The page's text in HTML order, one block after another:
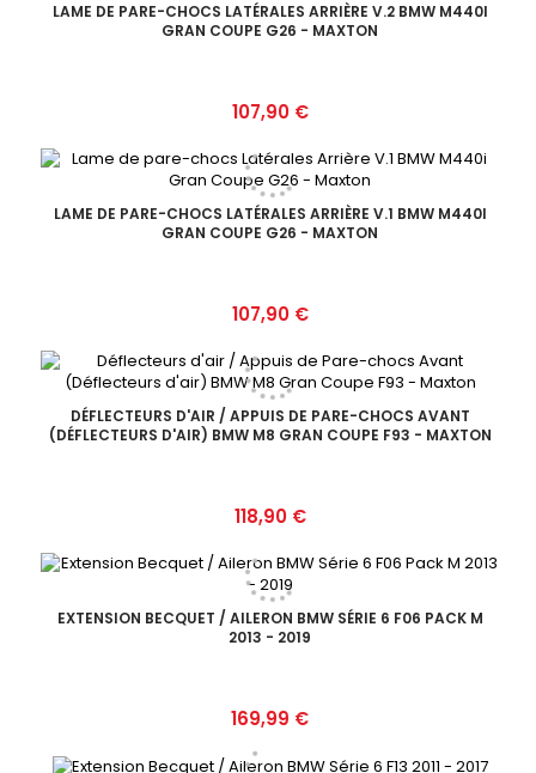
LAME DE PARE-CHOCS LATÉRALES ARRIÈRE V.2 BMW M440I
GRAN COUPE G26 - MAXTON
Prix
107,90 €
LAME DE PARE-CHOCS LATÉRALES ARRIÈRE V.1 BMW M440I
GRAN COUPE G26 - MAXTON
Prix
107,90 €
DÉFLECTEURS D'AIR / APPUIS DE PARE-CHOCS AVANT
(DÉFLECTEURS D'AIR) BMW M8 GRAN COUPE F93 - MAXTON
Prix
118,90 €
EXTENSION BECQUET / AILERON BMW SÉRIE 6 F06 PACK M
2013 - 2019
Prix
169,99 €